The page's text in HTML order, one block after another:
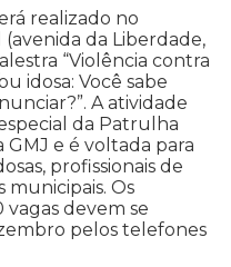
realizado no
da Liberdade,
“Violência contra
idosa: Você sabe
A atividade
da Patrulha
GMJ e é voltada para
profissionais de
municipais. Os
vagas devem se
pelos telefones